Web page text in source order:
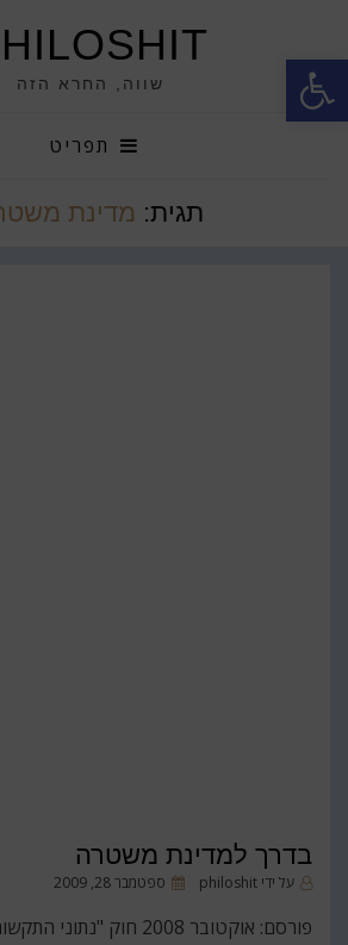
פתח סרגל נגישות שווה, החרא הזה
תפריט
תגית: מדינת
בדרך למדינת משטרה
על ידי philoshit
פורסםספטמבר 28, 2009
פורסם: אוקטובר 2008 חוק